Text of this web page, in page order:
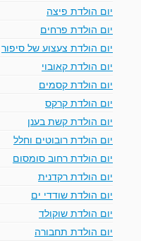
יום הולדת פיצה
יום הולדת פרחים
יום הולדת צעצוע של סיפור
יום הולדת קאובוי
יום הולדת קסמים
יום הולדת קרקס
יום הולדת קשת בענן
יום הולדת רובוטים וחלל
יום הולדת רחוב סומסום
יום הולדת רקדנית
יום הולדת שודדי ים
יום הולדת שוקולד
יום הולדת תחבורה